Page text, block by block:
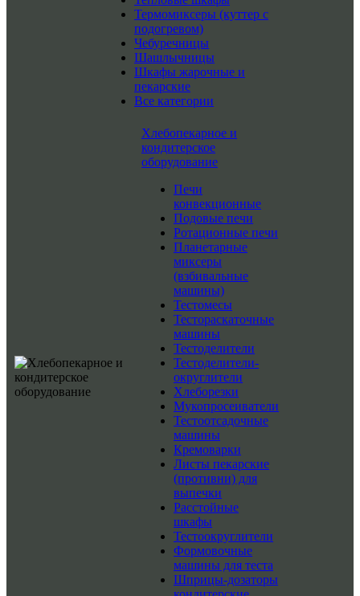
Термомиксеры (куттер с
подогревом)
Чебуречницы
Шашлычницы
Шкафы жарочные и
пекарские
Все категории
Хлебопекарное и
кондитерское
оборудование
Печи
конвекционные
Подовые печи
Ротационные печи
Планетарные
миксеры
(взбивальные
машины)
Тестомесы
Тестораскаточные
машины
Тестоделители
Тестоделители-
округлители
Хлеборезки
Мукопросеиватели
Тестоотсадочные
машины
Кремоварки
Листы пекарские
(противни) для
выпечки
Расстойные
шкафы
Тестоокруглители
Формовочные
машины для теста
Шприцы-дозаторы